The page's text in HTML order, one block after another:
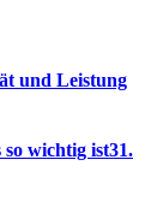
und Leistung
so wichtig ist31.